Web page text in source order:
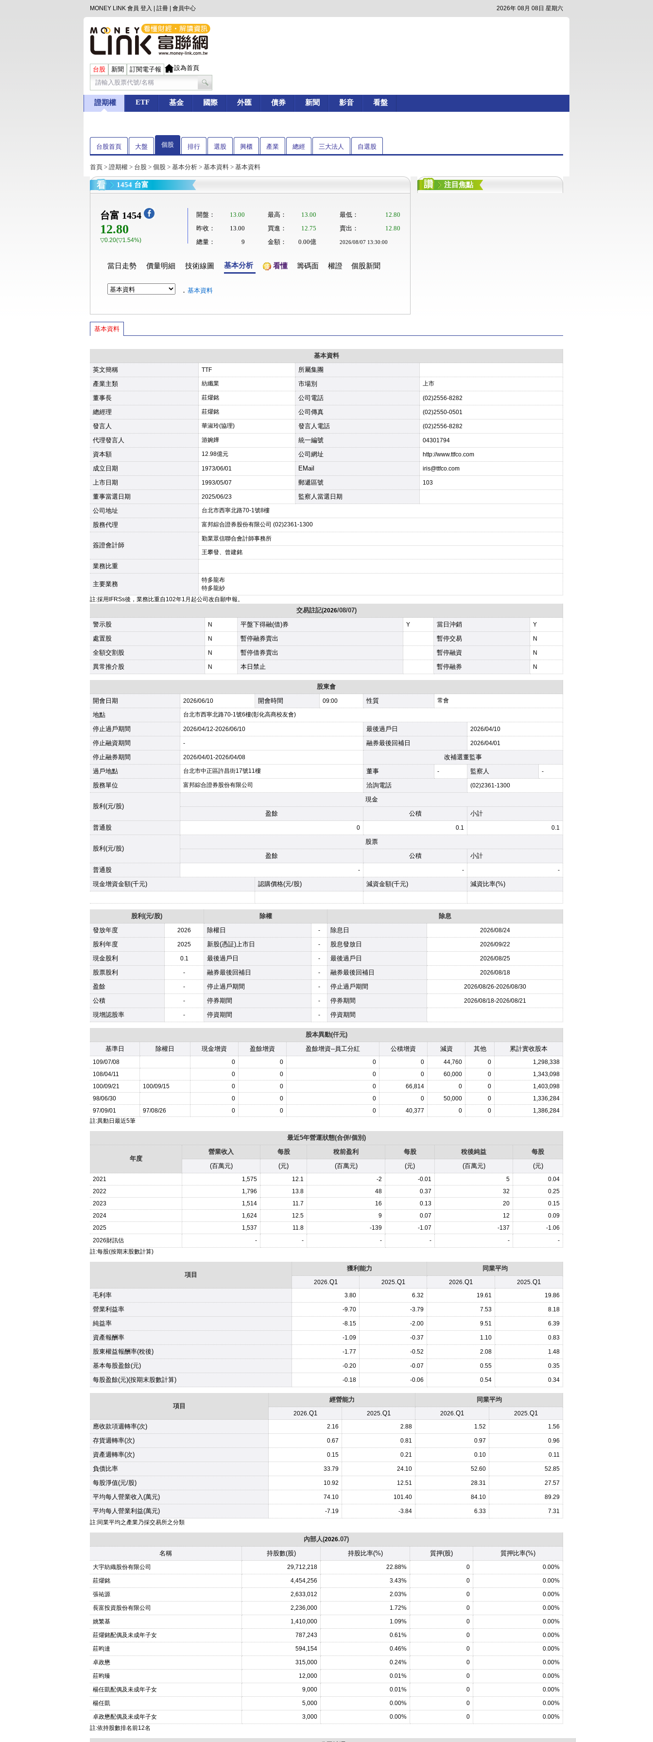
MONEY LINK 會員 登入 註冊 會員中心 2026年 08月 08日 星期六
台股 新聞 訂閱電子報 設為首頁
證期權 ETF 基金 國際 外匯 債券 新聞 影音 看盤
台股首頁 大盤 個股 排行 選股 興櫃 產業 總經 三大法人 自選股
首頁 > 證期權 > 台股 > 個股 > 基本分析 > 基本資料 > 基本資料
1454 台富
台富 1454
12.80
▽0.20(▽1.54%)
開盤： 13.00 最高： 13.00 最低：
12.80
昨收：
13.00 買進： 12.75 賣出：
12.80
總量：
9 金額： 0.00億 2026/08/07 13:30:00
當日走勢 價量明細 技術線圖 基本分析 看懂 籌碼面 權證 個股新聞
． 基本資料
注目焦點
基本資料
基本資料
英文簡稱
TTF
所屬集團
產業主類
紡纖業 市場別 上市
董事長 莊燿銘 公司電話 (02)2556-8282
總經理 莊燿銘 公司傳真 (02)2550-0501
發言人 華淑玲(協理) 發言人電話 (02)2556-8282
代理發言人 游婉嬅 統一編號 04301794
資本額 12.98億元 公司網址 http://www.ttfco.com
成立日期 1973/06/01 EMail iris@ttfco.com
上市日期 1993/05/07 郵遞區號 103
董事當選日期 2025/06/23
監察人當選日期
公司地址
台北市西寧北路70-1號8樓
股務代理 富邦綜合證券股份有限公司 (02)2361-1300
簽證會計師
勤業眾信聯合會計師事務所
王攀發、曾建銘
業務比重
主要業務
特多龍布
特多龍紗
註:採用IFRSs後，業務比重自102年1月起公司改自願申報。
交易註記(2026/08/07)
警示股
N 平盤下得融(借)券 Y 當日沖銷 Y
處置股 N 暫停融券賣出 暫停交易 N
全額交割股 N 暫停借券賣出 暫停融資 N
異常推介股 N 本日禁止 暫停融券 N
股東會
開會日期
2026/06/10 開會時間 09:00 性質 常會
地點 台北市西寧北路70-1號6樓(彰化高商校友會)
停止過戶期間 2026/04/12-2026/06/10 最後過戶日 2026/04/10
停止融資期間 - 融券最後回補日 2026/04/01
停止融券期間 2026/04/01-2026/04/08
改補選董監事
過戶地點
台北市中正區許昌街17號11樓 董事 - 監察人 -
股務單位 富邦綜合證券股份有限公司 洽詢電話 (02)2361-1300
股利(元/股)
現金
盈餘
公積
小計
普通股
0 0.1 0.1
股利(元/股)
股票
盈餘
公積
小計
普通股
- - -
現金增資金額(千元) 認購價格(元/股) 減資金額(千元) 減資比率(%)
股利(元/股) 除權
除息
發放年度
2026 除權日 - 除息日 2026/08/24
股利年度 2025 新股(憑証)上市日 - 股息發放日 2026/09/22
現金股利 0.1 最後過戶日 - 最後過戶日 2026/08/25
股票股利 - 融券最後回補日 - 融券最後回補日 2026/08/18
盈餘 - 停止過戶期間 - 停止過戶期間 2026/08/26-2026/08/30
公積 - 停券期間 - 停券期間 2026/08/18-2026/08/21
現增認股率 - 停資期間 - 停資期間
股本異動(仟元)
基準日
除權日 現金增資 盈餘增資 盈餘增資--員工分紅 公積增資 減資 其他 累計實收股本
109/07/08 0 0 0 0 44,760 0
1,298,338
108/04/11
0 0 0 0 60,000 0
1,343,098
100/09/21
100/09/15 0 0 0 66,814 0 0
1,403,098
98/06/30
0 0 0 0 50,000 0
1,336,284
97/09/01
97/08/26 0 0 0 40,377 0 0
1,386,284
註:異動日最近5筆
最近5年營運狀態(合併/個別)
年度
營業收入 每股 稅前盈利 每股 稅後純益
每股
(百萬元)
(元) (百萬元) (元) (百萬元) (元)
2021 1,575 12.1 -2 -0.01 5
0.04
2022
1,796 13.8 48 0.37 32
0.25
2023
1,514 11.7 16 0.13 20
0.15
2024
1,624 12.5 9 0.07 12
0.09
2025
1,537 11.8 -139 -1.07 -137
-1.06
2026財訊估 - - - - -
-
註:每股(按期末股數計算)
項目
獲利能力 同業平均
2026.Q1 2025.Q1 2026.Q1 2025.Q1
毛利率
3.80 6.32 19.61 19.86
營業利益率 -9.70 -3.79 7.53 8.18
純益率 -8.15 -2.00 9.51 6.39
資產報酬率 -1.09 -0.37 1.10 0.83
股東權益報酬率(稅後) -1.77 -0.52 2.08 1.48
基本每股盈餘(元) -0.20 -0.07 0.55 0.35
每股盈餘(元)(按期末股數計算) -0.18 -0.06 0.54 0.34
項目
經營能力 同業平均
2026.Q1 2025.Q1 2026.Q1 2025.Q1
應收款項週轉率(次)
2.16 2.88 1.52 1.56
存貨週轉率(次) 0.67 0.81 0.97 0.96
資產週轉率(次) 0.15 0.21 0.10 0.11
負債比率 33.79 24.10 52.60 52.85
每股淨值(元/股) 10.92 12.51 28.31 27.57
平均每人營業收入(萬元) 74.10 101.40 84.10 89.29
平均每人營業利益(萬元) -7.19 -3.84 6.33
7.31
註:同業平均之產業乃採交易所之分類
內部人(2026.07)
名稱
持股數(股) 持股比率(%) 質押(股) 質押比率(%)
大宇紡織股份有限公司 29,712,218 22.88% 0
0.00%
莊燿銘
4,454,256 3.43% 0
0.00%
張祐源
2,633,012 2.03% 0
0.00%
長富投資股份有限公司
2,236,000 1.72% 0
0.00%
姚繁基
1,410,000 1.09% 0
0.00%
莊燿銘配偶及未成年子女
787,243 0.61% 0
0.00%
莊昀達
594,154 0.46% 0
0.00%
卓政懋
315,000 0.24% 0
0.00%
莊昀臻
12,000 0.01% 0
0.00%
楊任凱配偶及未成年子女
9,000 0.01% 0
0.00%
楊任凱
5,000 0.00% 0
0.00%
卓政懋配偶及未成年子女
3,000 0.00% 0
0.00%
註:依持股數排名前12名